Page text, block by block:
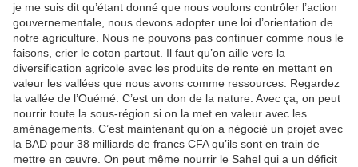
je me suis dit qu’étant donné que nous voulons contrôler l’action
gouvernementale, nous devons adopter une loi d’orientation de
notre agriculture. Nous ne pouvons pas continuer comme nous le
faisons, crier le coton partout. Il faut qu’on aille vers la
diversification agricole avec les produits de rente en mettant en
valeur les vallées que nous avons comme ressources. Regardez
la vallée de l’Ouémé. C’est un don de la nature. Avec ça, on peut
nourrir toute la sous-région si on la met en valeur avec les
aménagements. C’est maintenant qu’on a négocié un projet avec
la BAD pour 38 milliards de francs CFA qu’ils sont en train de
mettre en œuvre. On peut même nourrir le Sahel qui a un déficit